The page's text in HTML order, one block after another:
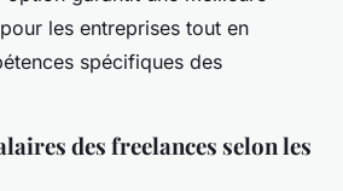
les entreprises tout en
spécifiques des
des freelances selon les